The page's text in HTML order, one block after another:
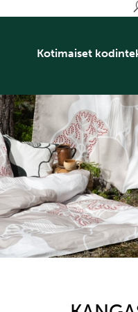
Kotimaiset